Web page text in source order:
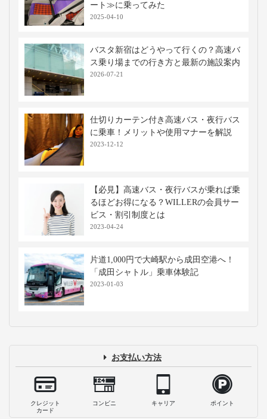
ート≫に乗ってみた
2025-04-10
バスタ新宿はどうやって行くの？高速バ
ス乗り場までの行き方と最新の施設案内
2026-07-21
仕切りカーテン付き高速バス・夜行バス
に乗車！メリットや使用マナーを解説
2023-12-12
【必見】高速バス・夜行バスが乗れば乗
るほどお得になる？WILLERの会員サー
ビス・割引制度とは
2023-04-24
片道1,000円で大崎駅から成田空港へ！
「成田シャトル」乗車体験記
2023-01-03
お支払い方法
クレジット
カード
コンビニ キャリア ポイント